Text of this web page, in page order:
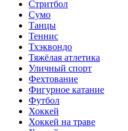
Стритбол
Сумо
Танцы
Теннис
Тхэквондо
Тяжёлая атлетика
Уличный спорт
Фехтование
Фигурное катание
Футбол
Хоккей
Хоккей на траве